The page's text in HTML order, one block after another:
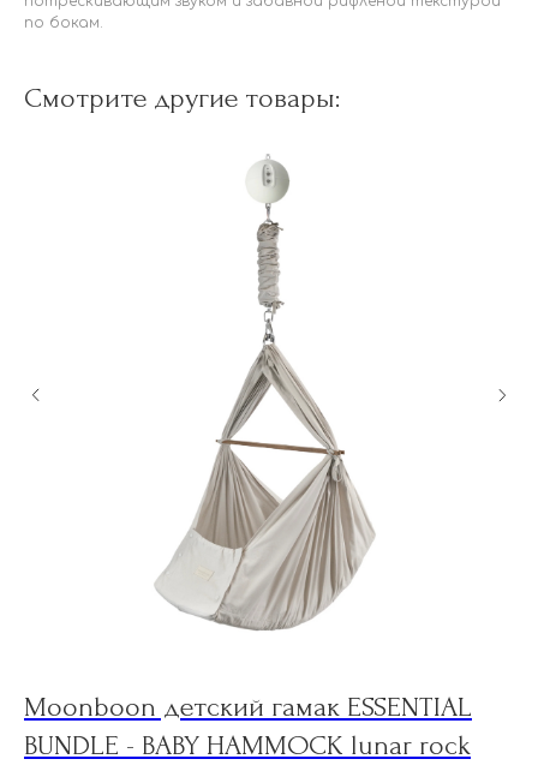
по бокам.
Смотрите другие товары:
Moonboon детский гамак ESSENTIAL
BUNDLE - BABY HAMMOCK lunar rock